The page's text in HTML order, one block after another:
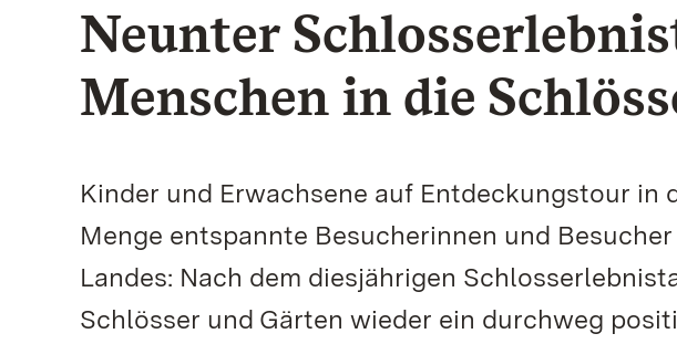
Neunter
Menschen in die
Kinder und Erwachsene auf Entdeckungstour in
Menge entspannte Besucherinnen und
Landes: Nach dem diesjährigen
Schlösser und Gärten wieder ein durchweg